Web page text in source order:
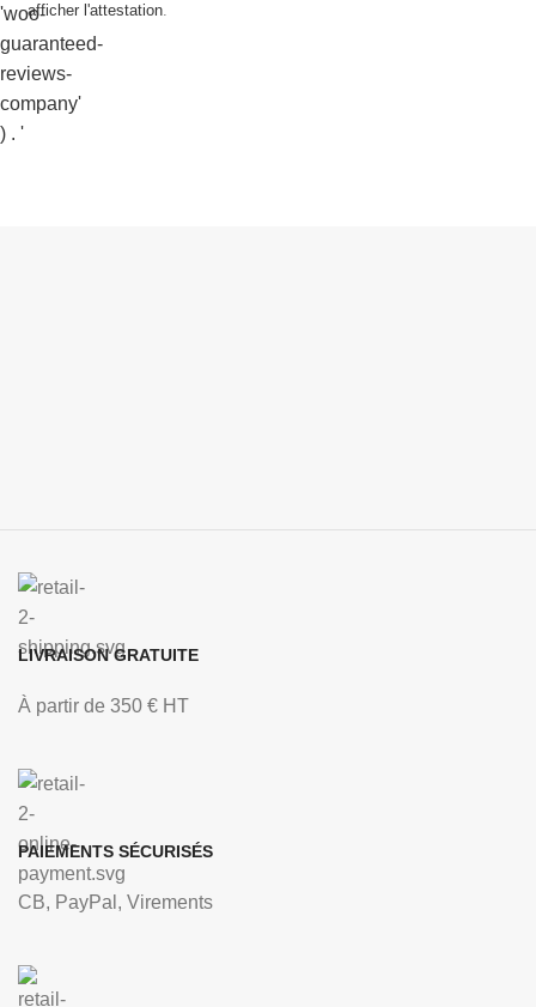
afficher l'attestation
LIVRAISON GRATUITE
À partir de 350 € HT
PAIEMENTS SÉCURISÉS
CB, PayPal, Virements